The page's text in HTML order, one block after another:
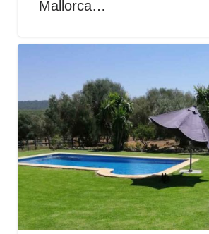
Mallorca…